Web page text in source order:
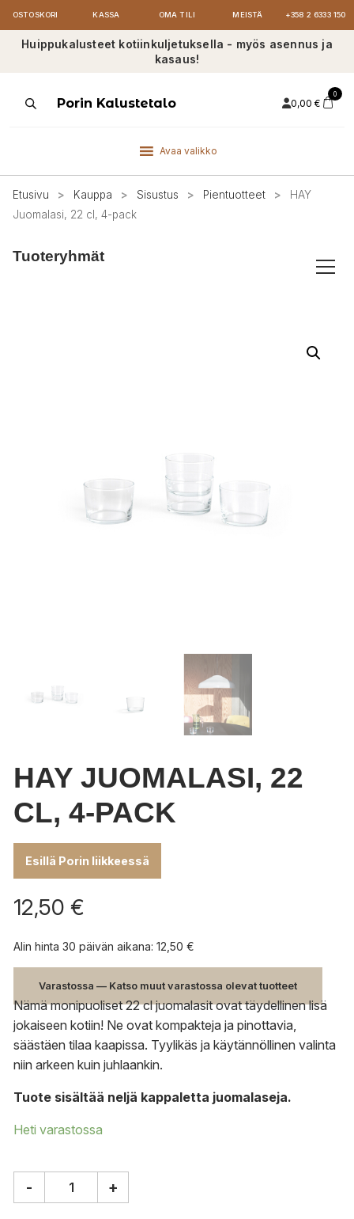
OSTOSKORI KASSA OMA TILI MEISTÄ +358 2 6333 150
Huippukalusteet kotiinkuljetuksella - myös asennus ja
kasaus!
ProductsPorin Kalustetalo 0,00 €
0
Avaa valikko
Etusivu > Kauppa > Sisustus > Pientuotteet >
HAY
Juomalasi, 22 cl, 4-pack
Tuoteryhmät
HAY JUOMALASI, 22
CL, 4-PACK
Esillä Porin liikkeessä
12,50 €
Alin hinta 30 päivän aikana: 12,50 €
Varastossa — Katso muut varastossa olevat tuotteet
Nämä monipuoliset 22 cl juomalasit ovat täydellinen lisä
jokaiseen kotiin! Ne ovat kompakteja ja pinottavia,
säästäen tilaa kaapissa. Tyylikäs ja käytännöllinen valinta
niin arkeen kuin juhlaankin.
Tuote sisältää neljä kappaletta juomalaseja.
Heti varastossa
- +